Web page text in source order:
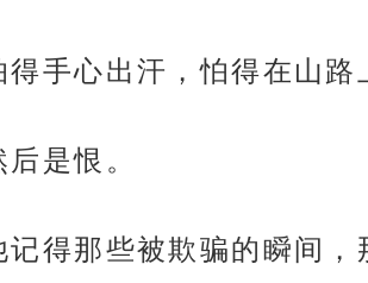
得手心出汗，怕得在山路
后是恨。
记得那些被欺骗的瞬间